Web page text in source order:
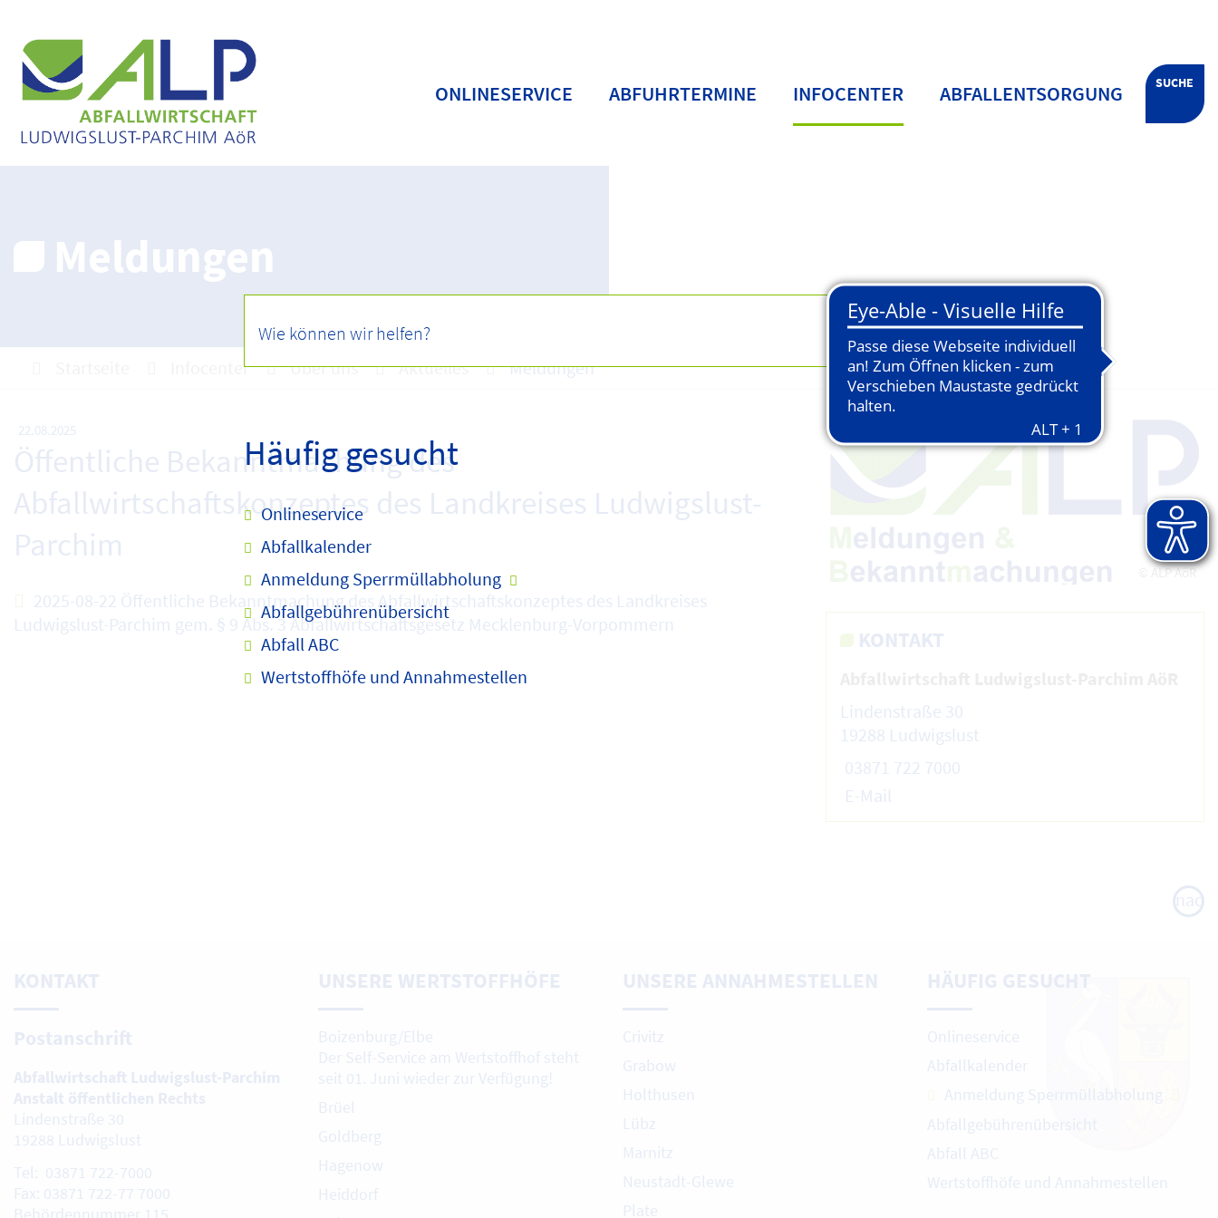
Häufig gesucht
Onlineservice
Abfallkalender
Anmeldung Sperrmüllabholung
Abfallgebührenübersicht
Abfall ABC
Wertstoffhöfe und Annahmestellen
SUCHE
ONLINESERVICE ABFUHRTERMINE INFOCENTER ABFALLENTSORGUNG
Meldungen
Infocenter Über uns Aktuelles Meldungen
22.08.2025
Öffentliche Bekanntmachung des
Abfallwirtschaftskonzeptes des Landkreises Ludwigslust-
Parchim
2025-08-22 Öffentliche Bekanntmachung des Abfallwirtschaftskonzeptes des Landkreises
Ludwigslust-Parchim gem. § 9 Abs. 3 Abfallwirtschaftsgesetz Mecklenburg-Vorpommern
© ALP AöR
KONTAKT
Lindenstraße 30
19288 Ludwigslust
03871 722 7000
E-Mail
nach
oben
KONTAKT
Postanschrift
Abfallwirtschaft Ludwigslust-Parchim
Anstalt öffentlichen Rechts
Lindenstraße 30
19288 Ludwigslust
Tel: 03871 722-7000
Fax: 03871 722-77 7000
UNSERE WERTSTOFFHÖFE
Boizenburg/Elbe
Der Self-Service am Wertstoffhof steht
seit 01. Juni wieder zur Verfügung!
Brüel
Goldberg
Hagenow
Heiddorf
UNSERE ANNAHMESTELLEN
Crivitz
Grabow
Holthusen
Lübz
Marnitz
Neustadt-Glewe
Plate
HÄUFIG GESUCHT
Onlineservice
Abfallkalender
Anmeldung Sperrmüllabholung
Abfallgebührenübersicht
Abfall ABC
Wertstoffhöfe und Annahmestellen